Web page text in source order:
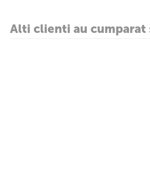
Alti clienti au cumparat